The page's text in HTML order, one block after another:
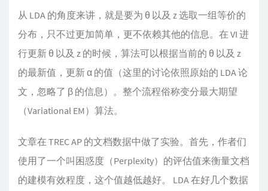
从 LDA 的角度来讲，就是要为 θ 以及 z 选取一组等价的
分布，只不过更加简单，更不依赖其他的信息。在 VI 进
行更新 θ 以及 z 的时候，算法可以根据当前的 θ 以及 z
的最新值，更新 α 的值（这里的讨论依照原始的 LDA 论
文，忽略了 β 的信息）。整个流程俗称变分最大期望
（Variational EM）算法。
文章在 TREC AP 的文档数据中做了实验。首先，作者们
使用了一个叫困惑度（Perplexity）的评估值来衡量文档
的建模有效程度，这个值越低越好。 LDA 在好几个数据